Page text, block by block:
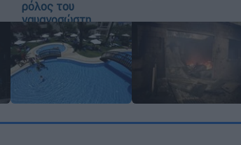
ρόλος του
ναυαγοσώστη